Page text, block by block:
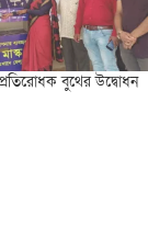
বুথের উদ্বোধন